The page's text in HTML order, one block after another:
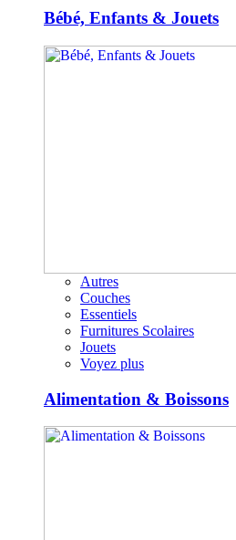
Bébé, Enfants & Jouets
Autres
Couches
Essentiels
Furnitures Scolaires
Jouets
Voyez plus
Alimentation & Boissons